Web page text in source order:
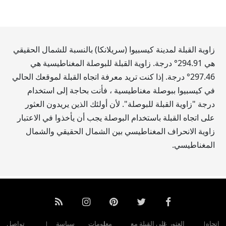
زاوية القبلة لمدينة كيسبيوا (سريلانكا) بالنسبة للشمال الحقيقي
هي 294.91° درجة. زاوية القبلة للبوصلة المغناطيسية هي
297.46° درجة. إذا كنت تريد معرفة اتجاه القبلة لموقعك الحالي
في كيسبيوا ببوصلة مغناطيسية ، فأنت بحاجة إلى استخدام
درجة "زاوية القبلة للبوصلة". لأن أولئك الذين يريدون العثور
على اتجاه القبلة باستخدام البوصلة يجب أن يأخذوا في الاعتبار
زاوية الانحراف المغناطيسي بين الشمال الحقيقي والشمال
المغناطيسي.
اتجاه العثور على القبلة مع معلومات سياسة تواصل